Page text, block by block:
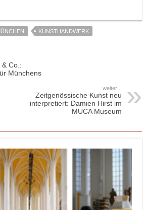
KUNSTHANDWERK
Co.:
Münchens
weiter ..
Zeitgenössische Kunst neu
interpretiert: Damien Hirst im
MUCA Museum